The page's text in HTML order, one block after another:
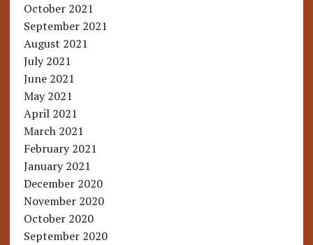
October 2021
September 2021
August 2021
July 2021
June 2021
May 2021
April 2021
March 2021
February 2021
January 2021
December 2020
November 2020
October 2020
September 2020